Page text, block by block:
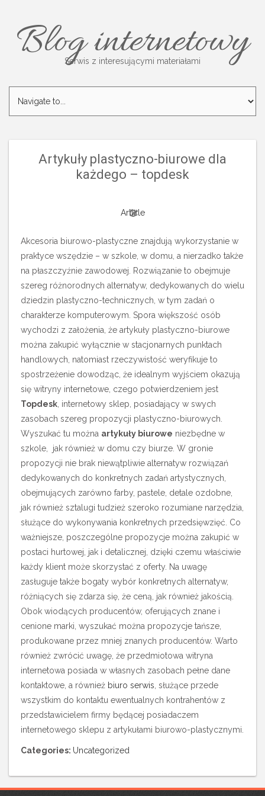
Blog internetowy
Serwis z interesującymi materiałami
Artykuły plastyczno-biurowe dla
każdego – topdesk
Article
Akcesoria biurowo-plastyczne znajdują wykorzystanie w
praktyce wszędzie – w szkole, w domu, a nierzadko także
na płaszczyźnie zawodowej. Rozwiązanie to obejmuje
szereg różnorodnych alternatyw, dedykowanych do wielu
dziedzin plastyczno-technicznych, w tym zadań o
charakterze komputerowym. Spora większość osób
wychodzi z założenia, że artykuły plastyczno-biurowe
można zakupić wyłącznie w stacjonarnych punktach
handlowych, natomiast rzeczywistość weryfikuje to
spostrzeżenie dowodząc, że idealnym wyjściem okazują
się witryny internetowe, czego potwierdzeniem jest
Topdesk , internetowy sklep, posiadający w swych
zasobach szereg propozycji plastyczno-biurowych.
Wyszukać tu można artykuły biurowe niezbędne w
szkole, jak również w domu czy biurze. W gronie
propozycji nie brak niewątpliwie alternatyw rozwiązań
dedykowanych do konkretnych zadań artystycznych,
obejmujących zarówno farby, pastele, detale ozdobne,
jak również sztalugi tudzież szeroko rozumiane narzędzia,
służące do wykonywania konkretnych przedsięwzięć. Co
ważniejsze, poszczególne propozycje można zakupić w
postaci hurtowej, jak i detalicznej, dzięki czemu właściwie
każdy klient może skorzystać z oferty. Na uwagę
zasługuje także bogaty wybór konkretnych alternatyw,
różniących się zdarza się, że ceną, jak również jakością.
Obok wiodących producentów, oferujących znane i
cenione marki, wyszukać można propozycje tańsze,
produkowane przez mniej znanych producentów. Warto
również zwrócić uwagę, że przedmiotowa witryna
internetowa posiada w własnych zasobach pełne dane
kontaktowe, a również biuro serwis , służące przede
wszystkim do kontaktu ewentualnych kontrahentów z
przedstawicielem firmy będącej posiadaczem
internetowego sklepu z artykułami biurowo-plastycznymi.
Categories: Uncategorized